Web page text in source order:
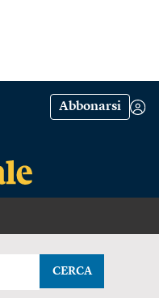
Abbonarsi
CERCA